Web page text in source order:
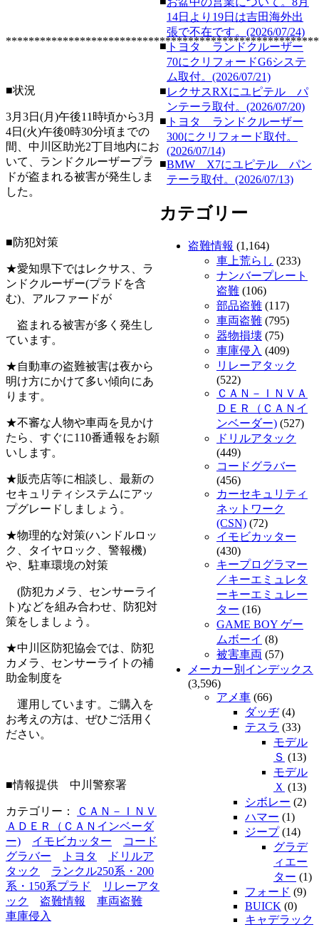
■状況
3月3日(月)午後11時頃から3月
4日(火)午後0時30分頃までの
間、中川区助光2丁目地内にお
いて、ランドクルーザープラ
ドが盗まれる被害が発生しま
した。
■防犯対策
★愛知県下ではレクサス、ラ
ンドクルーザー(プラドを含
む)、アルファードが
盗まれる被害が多く発生し
ています。
★自動車の盗難被害は夜から
明け方にかけて多い傾向にあ
ります。
★不審な人物や車両を見かけ
たら、すぐに110番通報をお願
いします。
★販売店等に相談し、最新の
セキュリティシステムにアッ
プグレードしましょう。
★物理的な対策(ハンドルロッ
ク、タイヤロック、警報機)
や、駐車環境の対策
(防犯カメラ、センサーライ
ト)などを組み合わせ、防犯対
策をしましょう。
★中川区防犯協会では、防犯
カメラ、センサーライトの補
助金制度を
運用しています。ご購入を
お考えの方は、ぜひご活用く
ださい。
■情報提供 中川警察署
カテゴリー：
ＣＡＮ－ＩＮＶ
ＡＤＥＲ（ＣＡＮインベーダ
ー)
イモビカッター
コード
グラバー
トヨタ
ドリルア
タック
ランクル250系・200
系・150系プラド
リレーアタ
ック
盗難情報
車両盗難
車庫侵入
14日より19日は吉田海外出
張で不在です。(2026/07/24)
■ トヨタ ランドクルーザー
70にクリフォードG6システ
ム取付。(2026/07/21)
■レクサスRXにユピテル パ
ンテーラ取付。(2026/07/20)
■ トヨタ ランドクルーザー
300にクリフォード取付。
(2026/07/14)
■BMW X7にユピテル パン
テーラ取付。(2026/07/13)
カテゴリー
盗難情報 (1,164)
車上荒らし (233)
ナンバープレート
盗難 (106)
部品盗難 (117)
車両盗難 (795)
器物損壊 (75)
車庫侵入 (409)
リレーアタック
(522)
ＣＡＮ－ＩＮＶＡ
ＤＥＲ（ＣＡＮイ
ンベーダー) (527)
ドリルアタック
(449)
コードグラバー
(456)
カーセキュリティ
ネットワーク
(CSN) (72)
イモビカッター
(430)
キープログラマー
／キーエミュレタ
ーキーエミュレー
ター (16)
GAME BOY ゲー
ムボーイ (8)
被害車両 (57)
メーカー別インデックス
(3,596)
アメ車 (66)
ダッヂ(4)
テスラ (33)
モデル
Ｓ (13)
モデル
Ｘ (13)
シボレー (2)
ハマー (1)
ジープ(14)
グラデ
ィエー
ター (1)
フォード (9)
BUICK (0)
キャデラック